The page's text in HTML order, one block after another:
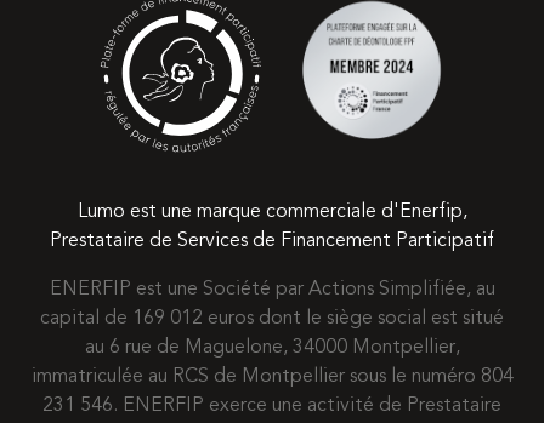
Lumo est une marque commerciale d'Enerfip,
Prestataire de Services de Financement Participatif
ENERFIP est une Société par Actions Simplifiée, au
capital de 169 012 euros dont le siège social est situé
au 6 rue de Maguelone, 34000 Montpellier,
immatriculée au RCS de Montpellier sous le numéro 804
231 546. ENERFIP exerce une activité de Prestataire